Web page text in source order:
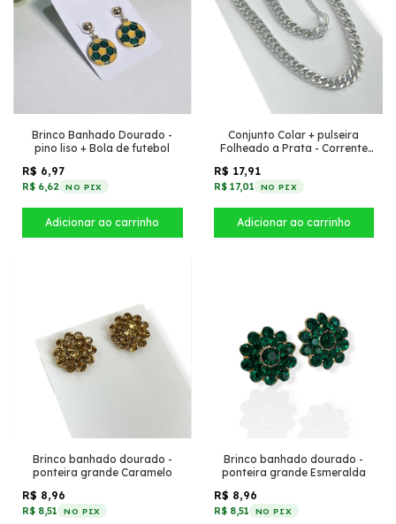
Brinco Banhado Dourado -
pino liso + Bola de futebol
R$ 6,97
R$ 6,62 NO PIX
Conjunto Colar + pulseira
Folheado a Prata - Corrente
R$ 17,91
R$ 17,01 NO PIX
Brinco banhado dourado -
ponteira grande Caramelo
R$ 8,96
R$ 8,51 NO PIX
Brinco banhado dourado -
ponteira grande Esmeralda
R$ 8,96
R$ 8,51 NO PIX